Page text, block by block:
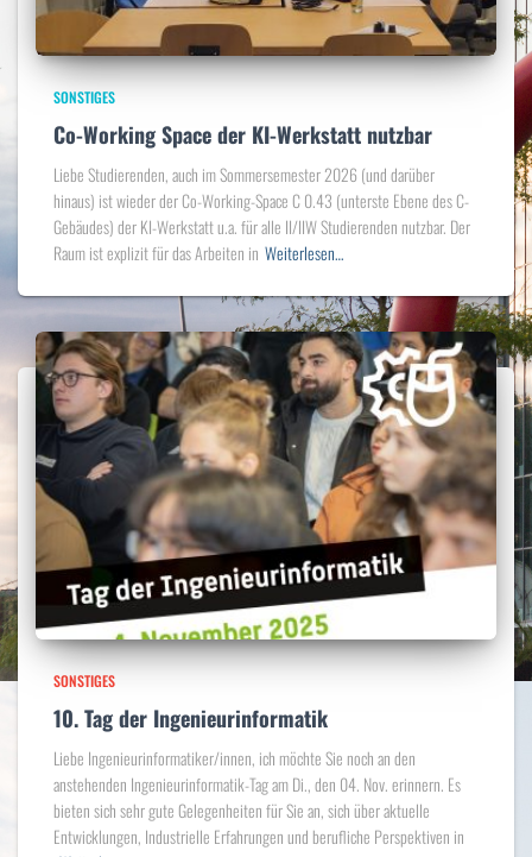
SONSTIGES
Co-Working Space der KI-Werkstatt nutzbar
Liebe Studierenden, auch im Sommersemester 2026 (und darüber
hinaus) ist wieder der Co-Working-Space C 0.43 (unterste Ebene des C-
Gebäudes) der KI-Werkstatt u.a. für alle II/IIW Studierenden nutzbar. Der
Raum ist explizit für das Arbeiten in Weiterlesen…
SONSTIGES
10. Tag der Ingenieurinformatik
Liebe Ingenieurinformatiker/innen, ich möchte Sie noch an den
anstehenden Ingenieurinformatik-Tag am Di., den 04. Nov. erinnern. Es
bieten sich sehr gute Gelegenheiten für Sie an, sich über aktuelle
Entwicklungen, Industrielle Erfahrungen und berufliche Perspektiven in